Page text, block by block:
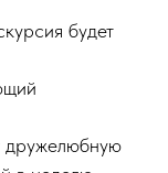
будет
дружелюбную